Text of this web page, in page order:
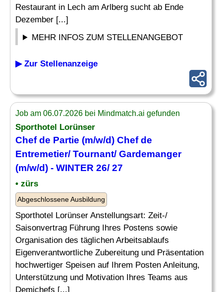
Restaurant in Lech am Arlberg sucht ab Ende
Dezember [...]
MEHR INFOS ZUM STELLENANGEBOT
▶ Zur Stellenanzeige
Job am 06.07.2026 bei Mindmatch.ai gefunden
Sporthotel Lorünser
Chefde Partie (m/w/d) Chefde
Entremetier/ Tournant/ Gardemanger
(m/w/d) - WINTER 26/ 27
• zürs
Abgeschlossene Ausbildung
Sporthotel Lorünser Anstellungsart: Zeit-/
Saisonvertrag Führung Ihres Postens sowie
Organisation des täglichen Arbeitsablaufs
Eigenverantwortliche Zubereitung und Präsentation
hochwertiger Speisen auf Ihrem Posten Anleitung,
Unterstützung und Motivation Ihres Teams aus
Demichefs [...]